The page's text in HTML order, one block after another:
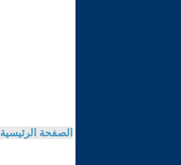
الصفحة الرئيسية